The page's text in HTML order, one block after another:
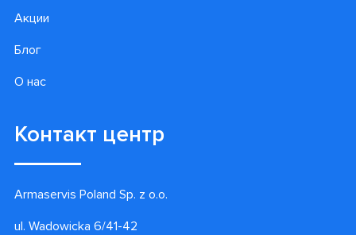
Акции
Блог
О нас
Контакт центр
Armaservis Poland Sp. z o.o.
ul. Wadowicka 6/41-42